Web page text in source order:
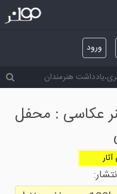
ورود
عکاسی : محفل